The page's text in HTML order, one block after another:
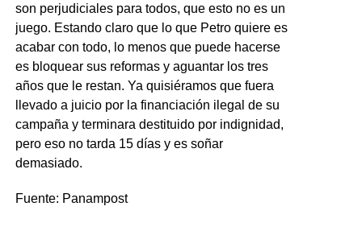
son perjudiciales para todos, que esto no es un
juego. Estando claro que lo que Petro quiere es
acabar con todo, lo menos que puede hacerse
es bloquear sus reformas y aguantar los tres
años que le restan. Ya quisiéramos que fuera
llevado a juicio por la financiación ilegal de su
campaña y terminara destituido por indignidad,
pero eso no tarda 15 días y es soñar
demasiado.
Fuente: Panampost